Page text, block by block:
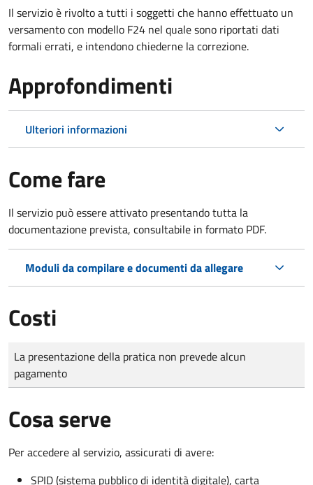
Il servizio è rivolto a tutti i soggetti che hanno effettuato un
versamento con modello F24 nel quale sono riportati dati
formali errati, e intendono chiederne la correzione.
Approfondimenti
Ulteriori informazioni
Come fare
Il servizio può essere attivato presentando tutta la
documentazione prevista, consultabile in formato PDF.
Moduli da compilare e documenti da allegare
Costi
Tipo di pagamento
Importo
La presentazione della pratica non prevede alcun
pagamento
Cosa serve
Per accedere al servizio, assicurati di avere:
SPID (sistema pubblico di identità digitale), carta